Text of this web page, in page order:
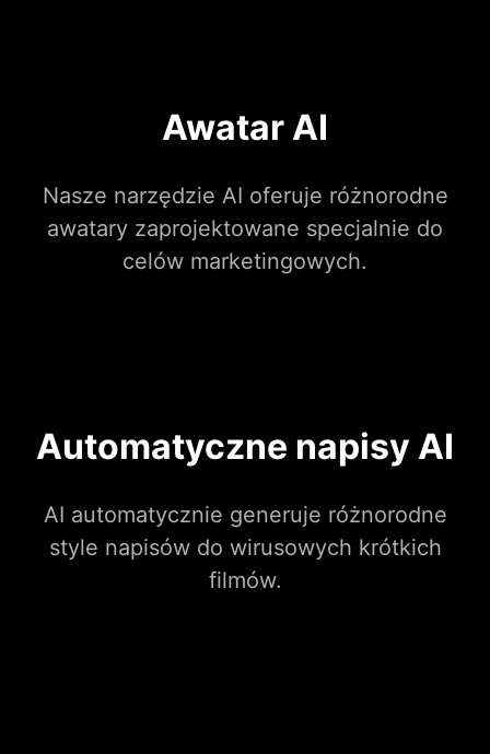
Awatar AI
Nasze narzędzie AI oferuje różnorodne
awatary zaprojektowane specjalnie do
celów marketingowych.
Automatyczne napisy AI
AI automatycznie generuje różnorodne
style napisów do wirusowych krótkich
filmów.